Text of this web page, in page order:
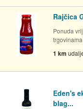
Rajčica
Ponuda
trgovinama
1 km
Eden's
blag...